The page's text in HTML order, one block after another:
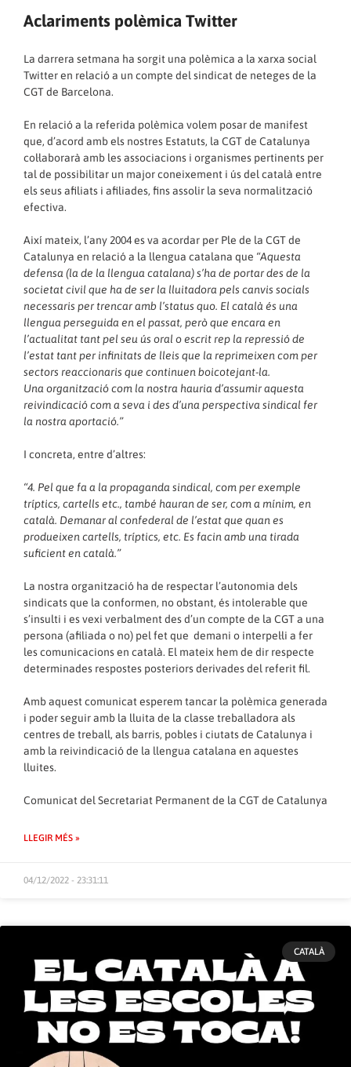
Aclariments polèmica Twitter
La darrera setmana ha sorgit una polèmica a la xarxa social
Twitter en relació a un compte del sindicat de neteges de la
CGT de Barcelona.
En relació a la referida polèmica volem posar de manifest
que, d’acord amb els nostres Estatuts, la CGT de Catalunya
col·laborarà amb les associacions i organismes pertinents per
tal de possibilitar un major coneixement i ús del català entre
els seus afiliats i afiliades, fins assolir la seva normalització
efectiva.
Així mateix, l’any 2004 es va acordar per Ple de la CGT de
Catalunya en relació a la llengua catalana que “Aquesta
defensa (la de la llengua catalana) s’ha de portar des de la
societat civil que ha de ser la lluitadora pels canvis socials
necessaris per trencar amb l’status quo. El català és una
llengua perseguida en el passat, però que encara en
l’actualitat tant pel seu ús oral o escrit rep la repressió de
l’estat tant per infinitats de lleis que la reprimeixen com per
sectors reaccionaris que continuen boicotejant-la.
Una organització com la nostra hauria d’assumir aquesta
reivindicació com a seva i des d’una perspectiva sindical fer
la nostra aportació.”
I concreta, entre d’altres:
“4. Pel que fa a la propaganda sindical, com per exemple
tríptics, cartells etc., també hauran de ser, com a mínim, en
català. Demanar al confederal de l’estat que quan es
produeixen cartells, tríptics, etc. Es facin amb una tirada
suficient en català.”
La nostra organització ha de respectar l’autonomia dels
sindicats que la conformen, no obstant, és intolerable que
s’insulti i es vexi verbalment des d’un compte de la CGT a una
persona (afiliada o no) pel fet que demani o interpel·li a fer
les comunicacions en català. El mateix hem de dir respecte
determinades respostes posteriors derivades del referit fil.
Amb aquest comunicat esperem tancar la polèmica generada
i poder seguir amb la lluita de la classe treballadora als
centres de treball, als barris, pobles i ciutats de Catalunya i
amb la reivindicació de la llengua catalana en aquestes
lluites.
Comunicat del Secretariat Permanent de la CGT de Catalunya
LLEGIR MÉS »
04/12/2022 - 23:31:11
CATALÀ